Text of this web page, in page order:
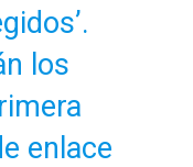
los
enlace